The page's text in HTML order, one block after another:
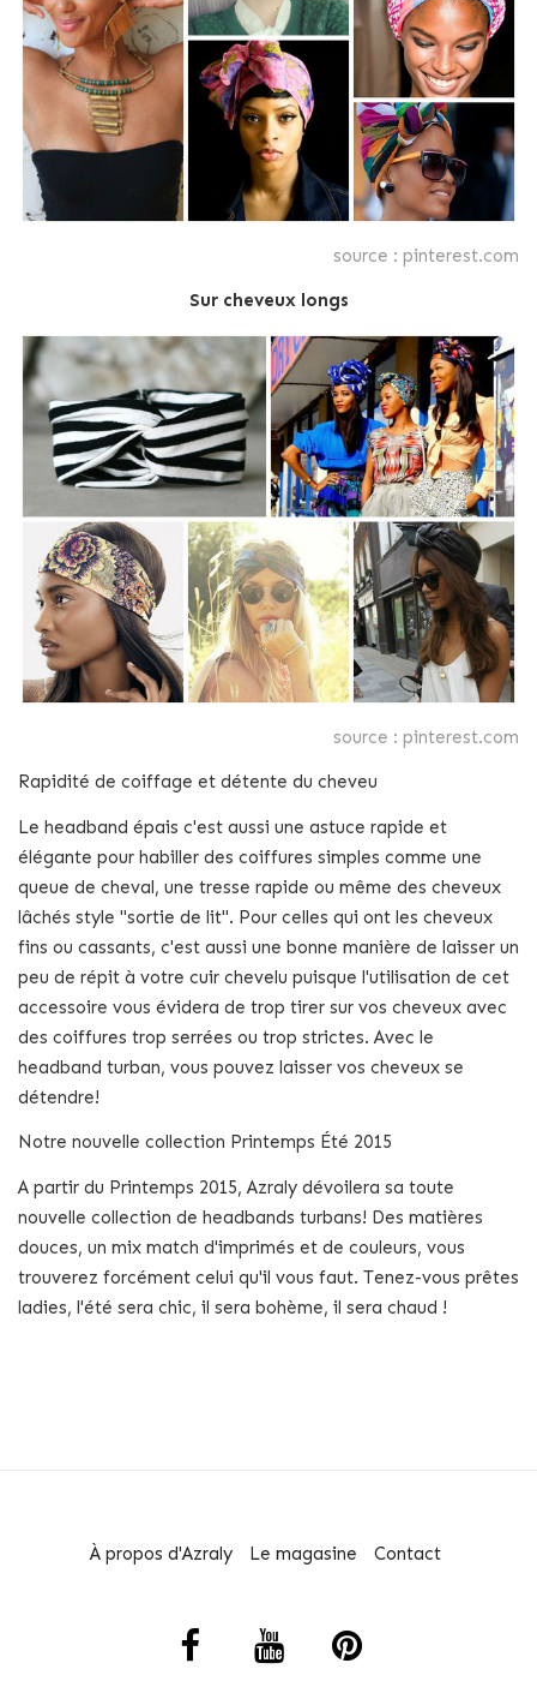
source : pinterest.com
Sur cheveux longs
source : pinterest.com
Rapidité de coiffage et détente du cheveu
Le headband épais c'est aussi une astuce rapide et
élégante pour habiller des coiffures simples comme une
queue de cheval, une tresse rapide ou même des cheveux
lâchés style "sortie de lit". Pour celles qui ont les cheveux
fins ou cassants, c'est aussi une bonne manière de laisser un
peu de répit à votre cuir chevelu puisque l'utilisation de cet
accessoire vous évidera de trop tirer sur vos cheveux avec
des coiffures trop serrées ou trop strictes. Avec le
headband turban, vous pouvez laisser vos cheveux se
détendre!
Notre nouvelle collection Printemps Été 2015
A partir du Printemps 2015, Azraly dévoilera sa toute
nouvelle collection de headbands turbans! Des matières
douces, un mix match d'imprimés et de couleurs, vous
trouverez forcément celui qu'il vous faut. Tenez-vous prêtes
ladies, l'été sera chic, il sera bohème, il sera chaud !
À propos d'Azraly Le magasine Contact